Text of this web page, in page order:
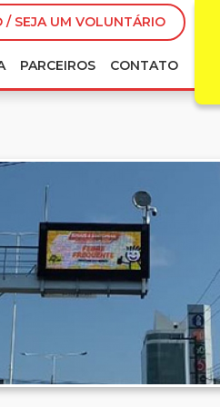
/ SEJA UM VOLUNTÁRIO
PARCEIROS CONTATO